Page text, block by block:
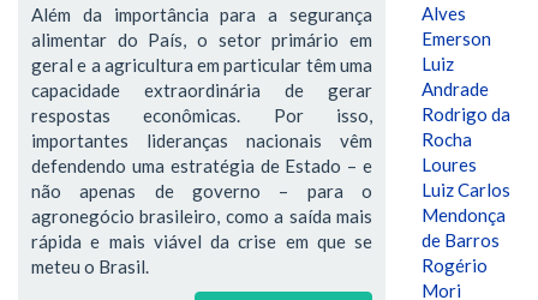
Além da importância para a segurança
alimentar do País, o setor primário em
geral e a agricultura em particular têm uma
capacidade extraordinária de gerar
respostas econômicas. Por isso,
importantes lideranças nacionais vêm
defendendo uma estratégia de Estado – e
não apenas de governo – para o
agronegócio brasileiro, como a saída mais
rápida e mais viável da crise em que se
meteu o Brasil.
Alves
Emerson
Luiz
Andrade
Rodrigo da
Rocha
Loures
Luiz Carlos
Mendonça
de Barros
Rogério
Mori